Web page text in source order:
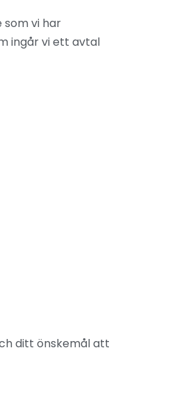
vi har
ingår vi ett avtal
ditt önskemål att